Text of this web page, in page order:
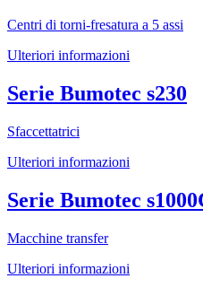
Centri di torni-fresatura a 5 assi
Ulteriori informazioni
Serie Bumotec s230
Sfaccettatrici
Ulteriori informazioni
Serie Bumotec
Macchine transfer
Ulteriori informazioni